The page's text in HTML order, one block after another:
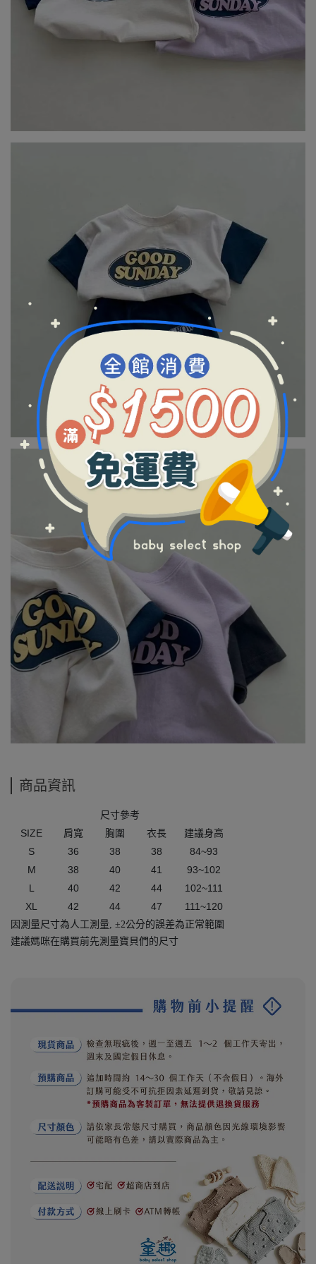
商品資訊
尺寸參考
SIZE
肩寬 胸圍 衣長
建議身高
S
36 38 38
84~93
M
38 40 41
93~102
L
40 42 44
102~111
XL
42 44 47 111~120
因測量尺寸為人工測量, ±2公分的誤差為正常範圍
建議媽咪在購買前先測量寶貝們的尺寸